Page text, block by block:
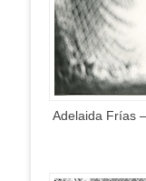
Adelaida Frías